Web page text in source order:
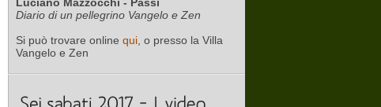
Diario di un pellegrino Vangelo e Zen
Si può trovare online qui , o presso la Villa
Vangelo e Zen